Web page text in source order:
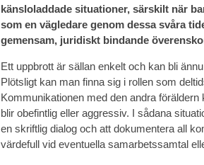
känsloladdade situationer, särskilt när
som en vägledare genom dessa svåra
gemensam, juridiskt bindande
Ett uppbrott är sällan enkelt och kan bli
Plötsligt kan man finna sig i rollen som
Kommunikationen med den andra
blir obefintlig eller aggressiv. I sådana
en skriftlig dialog och att dokumentera all
värdefull vid eventuella samarbetssamtal